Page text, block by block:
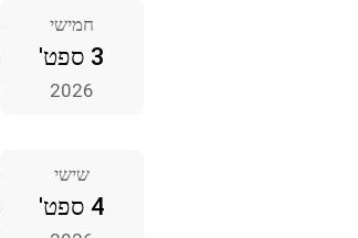
חמישי
3 ספט'
2026
שישי
4 ספט'